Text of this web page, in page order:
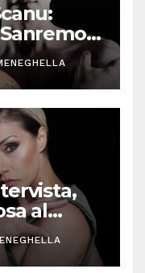
De
Il
al
e lo